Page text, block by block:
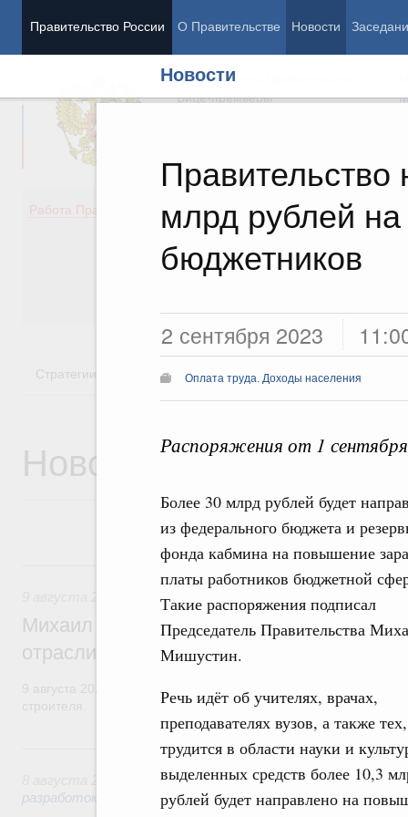
Правительство России О Правительстве Новости
Новости
млрд рублей
бюджетников
2 сентября 2023
Оплата труда. Доходы населения
Распоряжения от 1
Более 30 млрд рублей будет
из федерального бюджета и
фонда кабмина на повышение
платы работников бюджетной
Такие распоряжения подписал
Председатель Правительства
Мишустин.
Речь идёт об учителях, врачах,
преподавателях вузов, а также
трудится в области науки и
выделенных средств более 10,3
рублей будет направлено на
Председатель Правительства
Вице-премьеры
Работа Правительства
Демография
Здоровье
Культура
Стратегии Государственные программы
Новости
9 августа, воскресенье
Регулирование в сфере строительства
Михаил Мишустин поздравил
отрасли с профессиональным
8 августа, суббота
Государственная политика в сфере
разработок